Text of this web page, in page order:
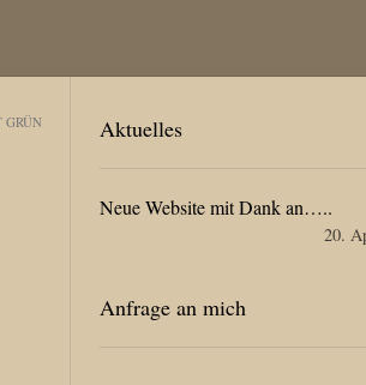
GRÜN Aktuelles
Neue Website mit Dank an…..
20.
Anfrage an mich